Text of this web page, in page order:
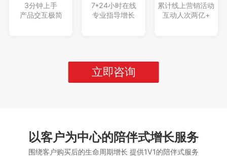
3分钟上手
产品交互极简
7*24小时在线
专业指导增长
累计线上营销活动
互动人次两亿+
立即咨询
以客户为中心的陪伴式增长服务
围绕客户购买后的生命周期增长 提供1V1的陪伴式服务